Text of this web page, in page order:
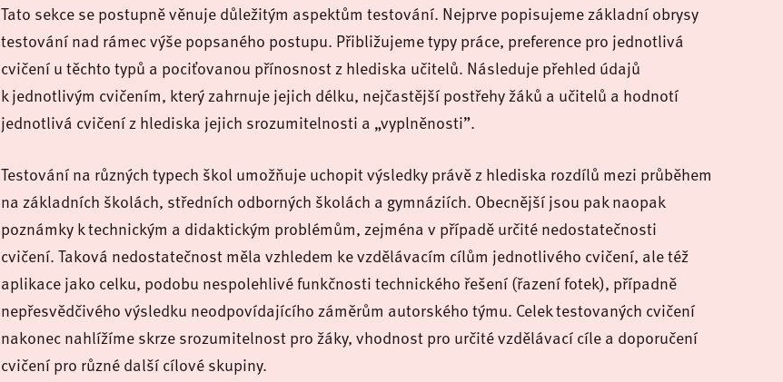
Tato sekce se postupně věnuje důležitým aspektům testování. Nejprve popisujeme základní obrysy
testování nad rámec výše popsaného postupu. Přibližujeme typy práce, preference pro jednotlivá
cvičení u těchto typů a pociťovanou přínosnost z hlediska učitelů. Následuje přehled údajů
k jednotlivým cvičením, který zahrnuje jejich délku, nejčastější postřehy žáků a učitelů a hodnotí
jednotlivá cvičení z hlediska jejich srozumitelnosti a „vyplněnosti”.
Testování na různých typech škol umožňuje uchopit výsledky právě z hlediska rozdílů mezi průběhem
na základních školách, středních odborných školách a gymnáziích. Obecnější jsou pak naopak
poznámky k technickým a didaktickým problémům, zejména v případě určité nedostatečnosti
cvičení. Taková nedostatečnost měla vzhledem ke vzdělávacím cílům jednotlivého cvičení, ale též
aplikace jako celku, podobu nespolehlivé funkčnosti technického řešení (řazení fotek), případně
nepřesvědčivého výsledku neodpovídajícího záměrům autorského týmu. Celek testovaných cvičení
nakonec nahlížíme skrze srozumitelnost pro žáky, vhodnost pro určité vzdělávací cíle a doporučení
cvičení pro různé další cílové skupiny.